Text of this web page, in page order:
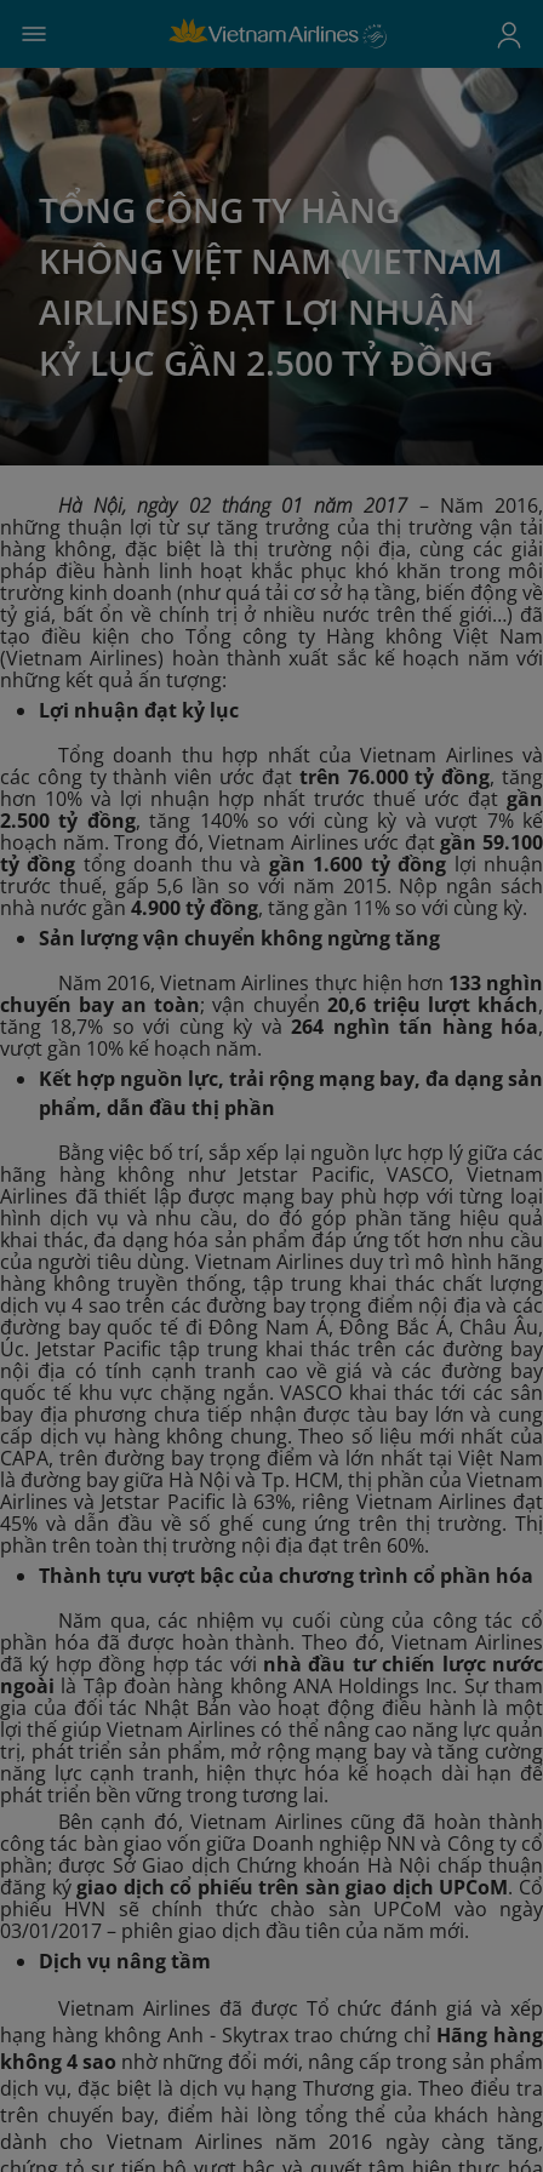
TỔNG CÔNG TY HÀNG
KHÔNG VIỆT NAM (VIETNAM
AIRLINES) ĐẠT LỢI NHUẬN
KỶ LỤC GẦN 2.500 TỶ ĐỒNG
Hà Nội, ngày 02 tháng 01 năm 2017– Năm 2016,
những thuận lợi từ sự tăng trưởng của thị trường vận tải
hàng không, đặc biệt là thị trường nội địa, cùng các giải
pháp điều hành linh hoạt khắc phục khó khăn trong môi
trường kinh doanh (như quá tải cơ sở hạ tầng, biến động về
tỷ giá, bất ổn về chính trị ở nhiều nước trên thế giới…) đã
tạo điều kiện cho Tổng công ty Hàng không Việt Nam
(Vietnam Airlines) hoàn thành xuất sắc kế hoạch năm với
những kết quả ấn tượng:
Lợi nhuận đạt kỷ lục
Tổng doanh thu hợp nhất của Vietnam Airlines và
các công ty thành viên ước đạt trên 76.000 tỷ đồng, tăng
hơn 10% và lợi nhuận hợp nhất trước thuế ước đạt gần
2.500 tỷ đồng, tăng 140% so với cùng kỳ và vượt 7% kế
hoạch năm. Trong đó, Vietnam Airlines ước đạtgần 59.100
tỷ đồng tổng doanh thu và gần 1.600 tỷ đồng lợi nhuận
trước thuế, gấp 5,6 lần so với năm 2015. Nộp ngân sách
nhà nước gần 4.900 tỷ đồng, tăng gần 11% so với cùng kỳ.
Sản lượng vận chuyển không ngừng tăng
Năm 2016, Vietnam Airlines thực hiện hơn 133nghìn
chuyến bay an toàn; vận chuyển 20,6 triệu lượt khách,
tăng 18,7% so với cùng kỳ và264 nghìn tấn hàng hóa,
vượt gần 10% kế hoạch năm.
Kết hợp nguồn lực, trải rộng mạng bay, đa dạng sản
phẩm, dẫn đầu thị phần
Bằng việc bố trí, sắp xếp lại nguồn lực hợp lý giữa các
hãng hàng không như Jetstar Pacific, VASCO, Vietnam
Airlines đã thiết lập được mạng bay phù hợp với từng loại
hình dịch vụ và nhu cầu, do đó góp phần tăng hiệu quả
khai thác, đa dạng hóa sản phẩm đáp ứng tốt hơn nhu cầu
của người tiêu dùng. Vietnam Airlines duy trì mô hình hãng
hàng không truyền thống, tập trung khai thác chất lượng
dịch vụ 4 sao trên các đường bay trọng điểm nội địa và các
đường bay quốc tế đi Đông Nam Á, Đông Bắc Á, Châu Âu,
Úc. Jetstar Pacific tập trung khai thác trên các đường bay
nội địa có tính cạnh tranh cao về giá và các đường bay
quốc tế khu vực chặng ngắn. VASCO khai thác tới các sân
bay địa phương chưa tiếp nhận được tàu bay lớn và cung
cấp dịch vụ hàng không chung. Theo số liệu mới nhất của
CAPA, trên đường bay trọng điểm và lớn nhất tại Việt Nam
là đường bay giữa Hà Nội và Tp. HCM, thị phần của Vietnam
Airlines và Jetstar Pacific là 63%, riêng Vietnam Airlines đạt
45% và dẫn đầu về số ghế cung ứng trên thị trường. Thị
phần trên toàn thị trường nội địa đạt trên 60%.
Thành tựu vượt bậc của chương trình cổ phần hóa
Năm qua, các nhiệm vụ cuối cùng của công tác cổ
phần hóa đã được hoàn thành. Theo đó, Vietnam Airlines
đã ký hợp đồng hợp tác với nhà đầu tư chiến lược nước
ngoài là Tập đoàn hàng không ANA Holdings Inc. Sự tham
gia của đối tác Nhật Bản vào hoạt động điều hành là một
lợi thế giúp Vietnam Airlines có thể nâng cao năng lực quản
trị, phát triển sản phẩm, mở rộng mạng bay và tăng cường
năng lực cạnh tranh, hiện thực hóa kế hoạch dài hạn để
phát triển bền vững trong tương lai.
Bên cạnh đó, Vietnam Airlines cũng đã hoàn thành
công tác bàn giao vốn giữa Doanh nghiệp NN và Công ty cổ
phần; được Sở Giao dịch Chứng khoán Hà Nội chấp thuận
đăng kýgiao dịch cổ phiếu trên sàn giao dịch UPCoM. Cổ
phiếu HVN sẽ chính thức chào sàn UPCoM vào ngày
03/01/2017 – phiên giao dịch đầu tiên của năm mới.
Dịch vụ nâng tầm
Vietnam Airlines đã được Tổ chức đánh giá và xếp
hạng hàng không Anh - Skytrax trao chứng chỉ Hãng hàng
không 4 sao nhờ những đổi mới, nâng cấp trong sản phẩm
dịch vụ, đặc biệt là dịch vụ hạng Thương gia. Theo điểu tra
trên chuyến bay, điểm hài lòng tổng thể của khách hàng
dành cho Vietnam Airlines năm 2016 ngày càng tăng,